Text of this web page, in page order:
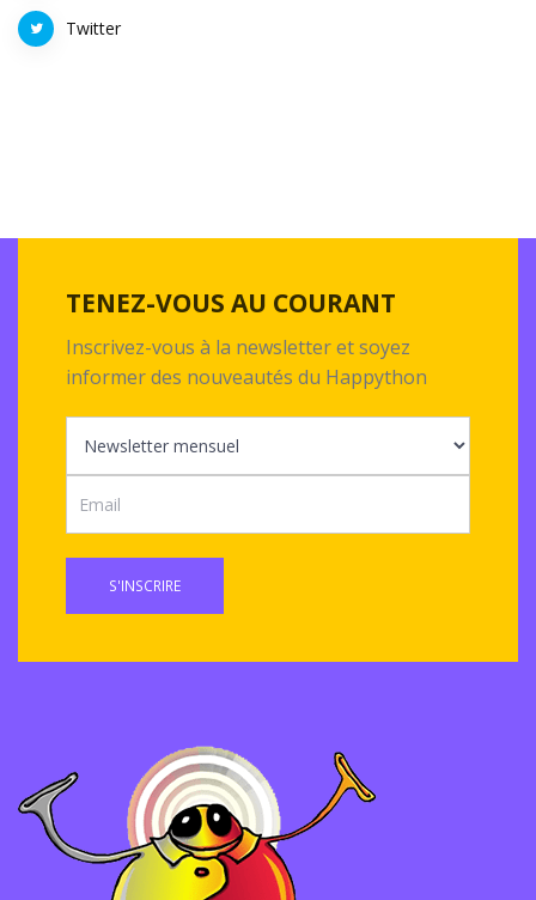
Twitter
TENEZ-VOUS AU COURANT
Inscrivez-vous à la newsletter et soyez
informer des nouveautés du Happython
S'INSCRIRE